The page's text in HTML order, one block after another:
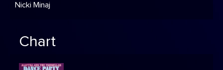
Nicki Minaj
Chart